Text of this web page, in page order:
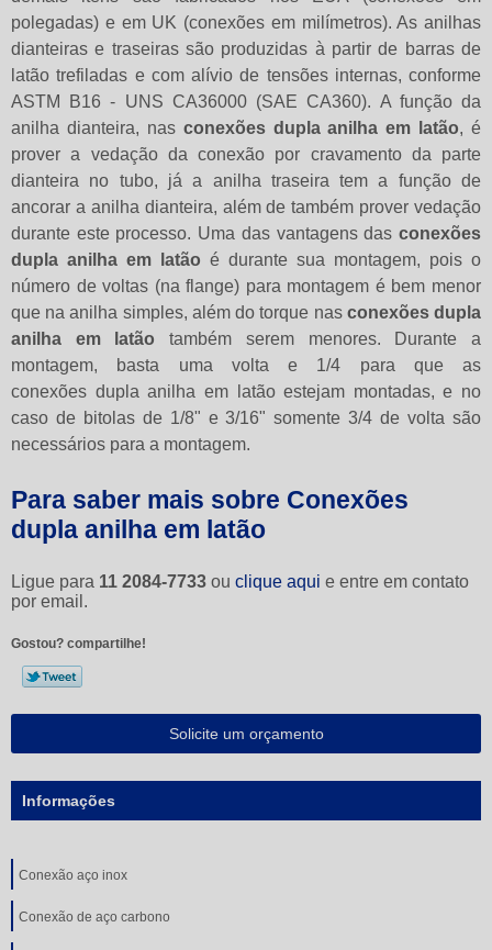
polegadas) e em UK (conexões em milímetros). As anilhas
dianteiras e traseiras são produzidas à partir de barras de
latão trefiladas e com alívio de tensões internas, conforme
ASTM B16 - UNS CA36000 (SAE CA360). A função da
anilha dianteira, nas conexões dupla anilha em latão, é
prover a vedação da conexão por cravamento da parte
dianteira no tubo, já a anilha traseira tem a função de
ancorar a anilha dianteira, além de também prover vedação
durante este processo. Uma das vantagens das conexões
dupla anilha em latão é durante sua montagem, pois o
número de voltas (na flange) para montagem é bem menor
que na anilha simples, além do torque nas conexões dupla
anilha em latão também serem menores. Durante a
montagem, basta uma volta e 1/4 para que as
conexões dupla anilha em latão estejam montadas, e no
caso de bitolas de 1/8" e 3/16" somente 3/4 de volta são
necessários para a montagem.
Para saber mais sobre Conexões
dupla anilha em latão
Ligue para 11 2084-7733 ou clique aqui e entre em contato
por email.
Gostou? compartilhe!
Solicite um orçamento
Informações
Conexão aço inox
Conexão de aço carbono